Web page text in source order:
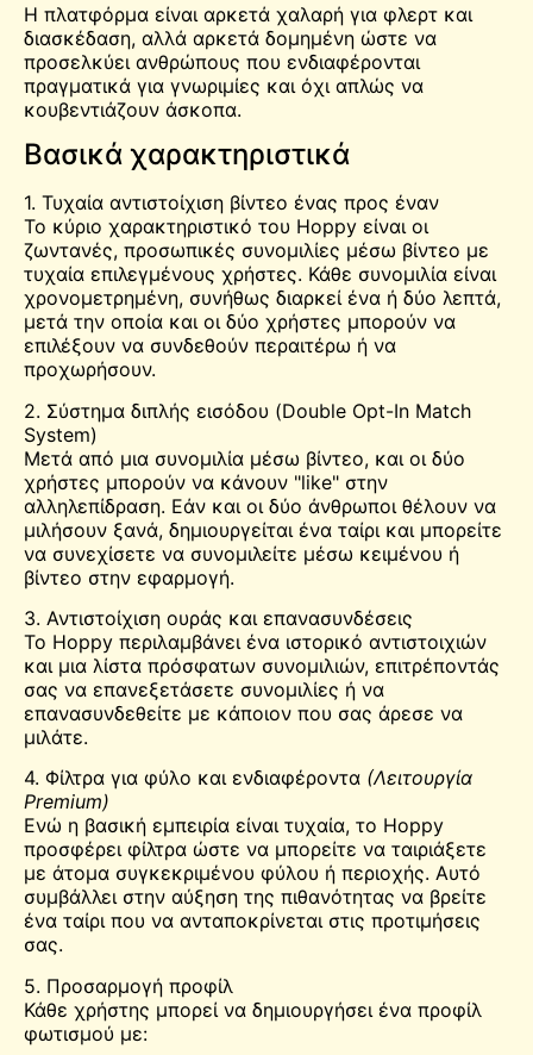
Η πλατφόρμα είναι αρκετά χαλαρή για φλερτ και
διασκέδαση, αλλά αρκετά δομημένη ώστε να
προσελκύει ανθρώπους που ενδιαφέρονται
πραγματικά για γνωριμίες και όχι απλώς να
κουβεντιάζουν άσκοπα.
Βασικά χαρακτηριστικά
1. Τυχαία αντιστοίχιση βίντεο ένας προς έναν
Το κύριο χαρακτηριστικό του Hoppy είναι οι
ζωντανές, προσωπικές συνομιλίες μέσω βίντεο με
τυχαία επιλεγμένους χρήστες. Κάθε συνομιλία είναι
χρονομετρημένη, συνήθως διαρκεί ένα ή δύο λεπτά,
μετά την οποία και οι δύο χρήστες μπορούν να
επιλέξουν να συνδεθούν περαιτέρω ή να
προχωρήσουν.
2. Σύστημα διπλής εισόδου (Double Opt-In Match
System)
Μετά από μια συνομιλία μέσω βίντεο, και οι δύο
χρήστες μπορούν να κάνουν "like" στην
αλληλεπίδραση. Εάν και οι δύο άνθρωποι θέλουν να
μιλήσουν ξανά, δημιουργείται ένα ταίρι και μπορείτε
να συνεχίσετε να συνομιλείτε μέσω κειμένου ή
βίντεο στην εφαρμογή.
3. Αντιστοίχιση ουράς και επανασυνδέσεις
Το Hoppy περιλαμβάνει ένα ιστορικό αντιστοιχιών
και μια λίστα πρόσφατων συνομιλιών, επιτρέποντάς
σας να επανεξετάσετε συνομιλίες ή να
επανασυνδεθείτε με κάποιον που σας άρεσε να
μιλάτε.
4. Φίλτρα για φύλο και ενδιαφέροντα (Λειτουργία
Premium)
Ενώ η βασική εμπειρία είναι τυχαία, το Hoppy
προσφέρει φίλτρα ώστε να μπορείτε να ταιριάξετε
με άτομα συγκεκριμένου φύλου ή περιοχής. Αυτό
συμβάλλει στην αύξηση της πιθανότητας να βρείτε
ένα ταίρι που να ανταποκρίνεται στις προτιμήσεις
σας.
5. Προσαρμογή προφίλ
Κάθε χρήστης μπορεί να δημιουργήσει ένα προφίλ
φωτισμού με: